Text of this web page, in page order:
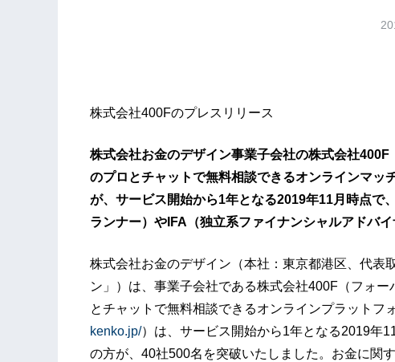
株式会社400Fのプレスリリース
株式会社お金のデザイン事業子会社の株式会社
のプロとチャットで無料相談できるオンラインマッ
が、サービス開始から1年となる2019年11月時点で
ランナー）やIFA（独立系ファイナンシャルアドバ
株式会社お金のデザイン（本社：東京都港区、代表
ン」）は、事業子会社である株式会社400F（フォ
とチャットで無料相談できるオンラインプラットフ
kenko.jp/）は、サービス開始から1年となる2019年
の方が、40社500名を突破いたしました。お金に関